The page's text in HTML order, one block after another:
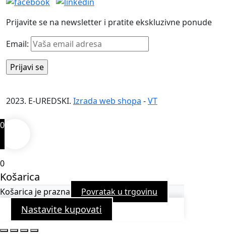
Prijavite se na newsletter i pratite ekskluzivne ponude
Email:
2023. E-UREDSKI. Izrada web shopa -VT
0
0
Košarica
Košarica je prazna Povratak u trgovinu
Nastavite kupovati